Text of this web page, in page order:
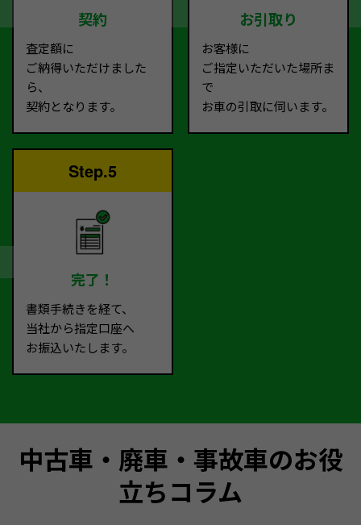
契約
査定額に
ご納得いただけました
ら、
契約となります。
お引取り
お客様に
ご指定いただいた場所ま
で
お車の引取に伺います。
Step.5
完了！
書類手続きを経て、
当社から指定口座へ
お振込いたします。
中古車・廃車・事故車のお役
立ちコラム